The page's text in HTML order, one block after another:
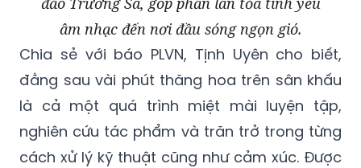
âm nhạc đến nơi đầu sóng ngọn gió.
Chia sẻ với báo PLVN, Tịnh Uyên cho biết,
đằng sau vài phút thăng hoa trên sân khấu
là cả một quá trình miệt mài luyện tập,
nghiên cứu tác phẩm và trăn trở trong từng
cách xử lý kỹ thuật cũng như cảm xúc. Được